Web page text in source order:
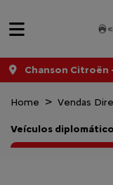
Chanson Citroën
Home Vendas
Veículos